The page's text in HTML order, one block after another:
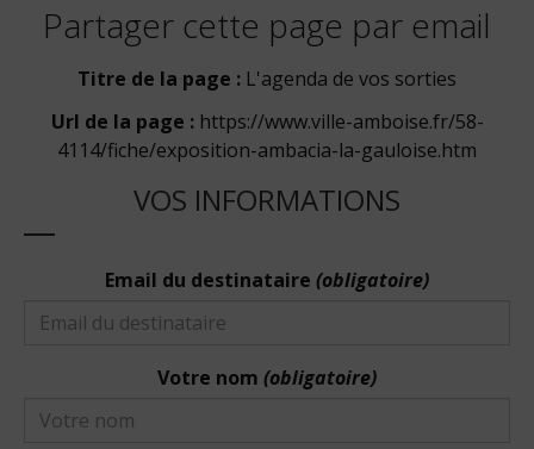
Partager cette page par email
Titre de la page : L'agenda de vos sorties
Url de la page :https://www.ville-amboise.fr/58-
4114/fiche/exposition-ambacia-la-gauloise.htm
VOS INFORMATIONS
Email du destinataire (obligatoire)
Votre nom (obligatoire)